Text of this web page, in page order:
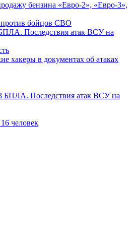
бензина «Евро-2», «Евро-3»,
против бойцов СВО
Последствия атак ВСУ на
хакеры в документах об атаках
БПЛА. Последствия атак ВСУ на
человек